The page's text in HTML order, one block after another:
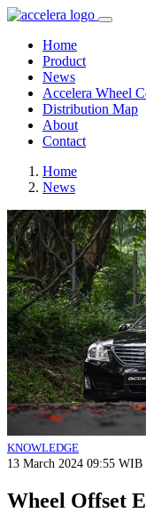
Home
Product
News
Accelera Wheel
Distribution Map
About
Contact
Home
News
KNOWLEDGE
13 March 2024 09:55 WIB
Wheel Offset